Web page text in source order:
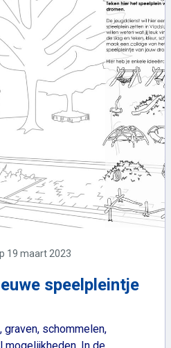
19 maart 2023
speelpleintje
graven, schommelen,